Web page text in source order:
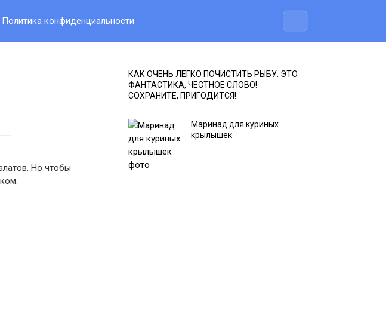
Политика конфиденциальности
Но чтобы
КАК ОЧЕНЬ ЛЕГКО ПОЧИСТИТЬ РЫБУ. ЭТО
ФАНТАСТИКА, ЧЕСТНОЕ СЛОВО!
СОХРАНИТЕ, ПРИГОДИТСЯ!
Маринад для куриных
крылышек